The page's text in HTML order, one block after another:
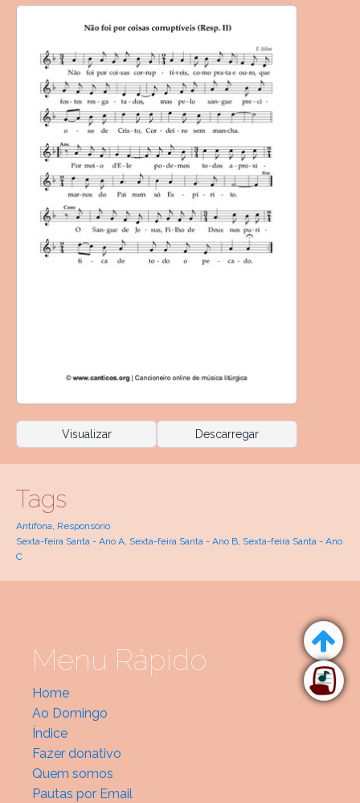
Visualizar Descarregar
Tags
Antífona, Responsório
Sexta-feira Santa - Ano A, Sexta-feira Santa - Ano B, Sexta-feira Santa - Ano
C
Menu Rápido
Home
Ao Domingo
Índice
Fazer donativo
Quem somos
Pautas por Email